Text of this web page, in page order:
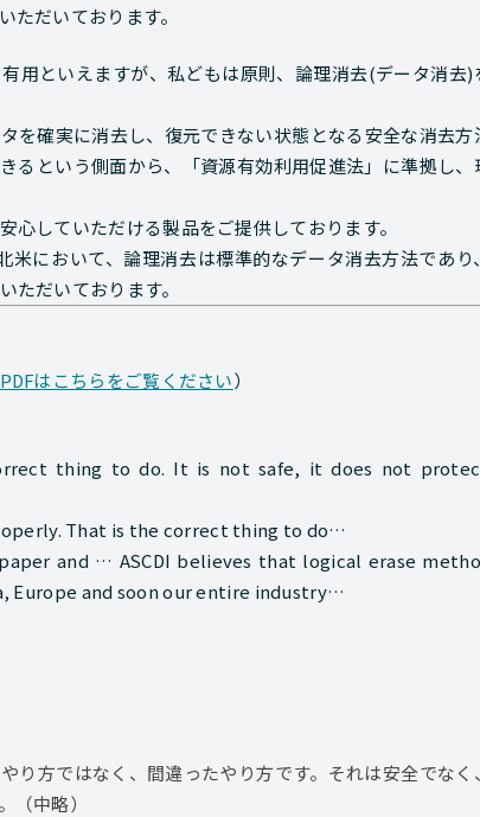
ただいております。
用といえますが、私どもは原則、論理消去(データ消去)
を確実に消去し、復元できない状態となる安全な消去方
るという側面から、「資源有効利用促進法」に準拠し、
していただける製品をご提供しております。
米において、論理消去は標準的なデータ消去方法であり
ただいております。
はこちらをご覧ください）
thing to do. It is not safe, it does not
That is the correct thing to do…
and … ASCDI believes that logical erase
Europe and soon our entire industry…
り方ではなく、間違ったやり方です。それは安全でなく
（中略）